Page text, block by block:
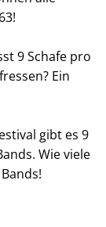
9 Schafe pro
Ein
gibt es 9
Wie viele